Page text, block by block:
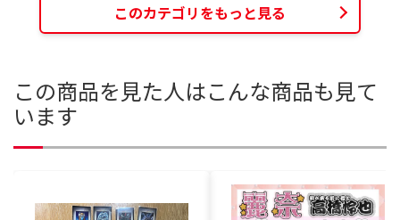
このカテゴリをもっと見る
この商品を見た人はこんな商品も見て
います